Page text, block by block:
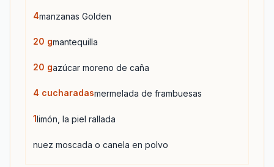
4manzanas Golden
20 gmantequilla
20 gazúcar moreno de caña
4 cucharadasmermelada de frambuesas
1limón, la piel rallada
nuez moscada o canela en polvo